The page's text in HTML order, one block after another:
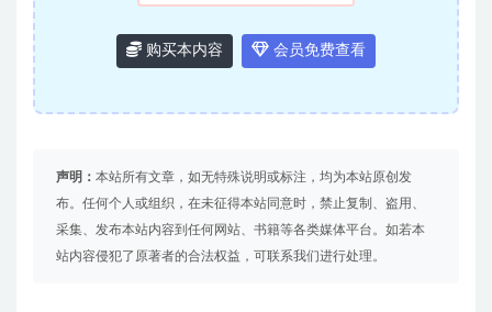
购买本内容 会员免费查看
声明： 本站所有文章，如无特殊说明或标注，均为本站原创发
布。任何个人或组织，在未征得本站同意时，禁止复制、盗用、
采集、发布本站内容到任何网站、书籍等各类媒体平台。如若本
站内容侵犯了原著者的合法权益，可联系我们进行处理。